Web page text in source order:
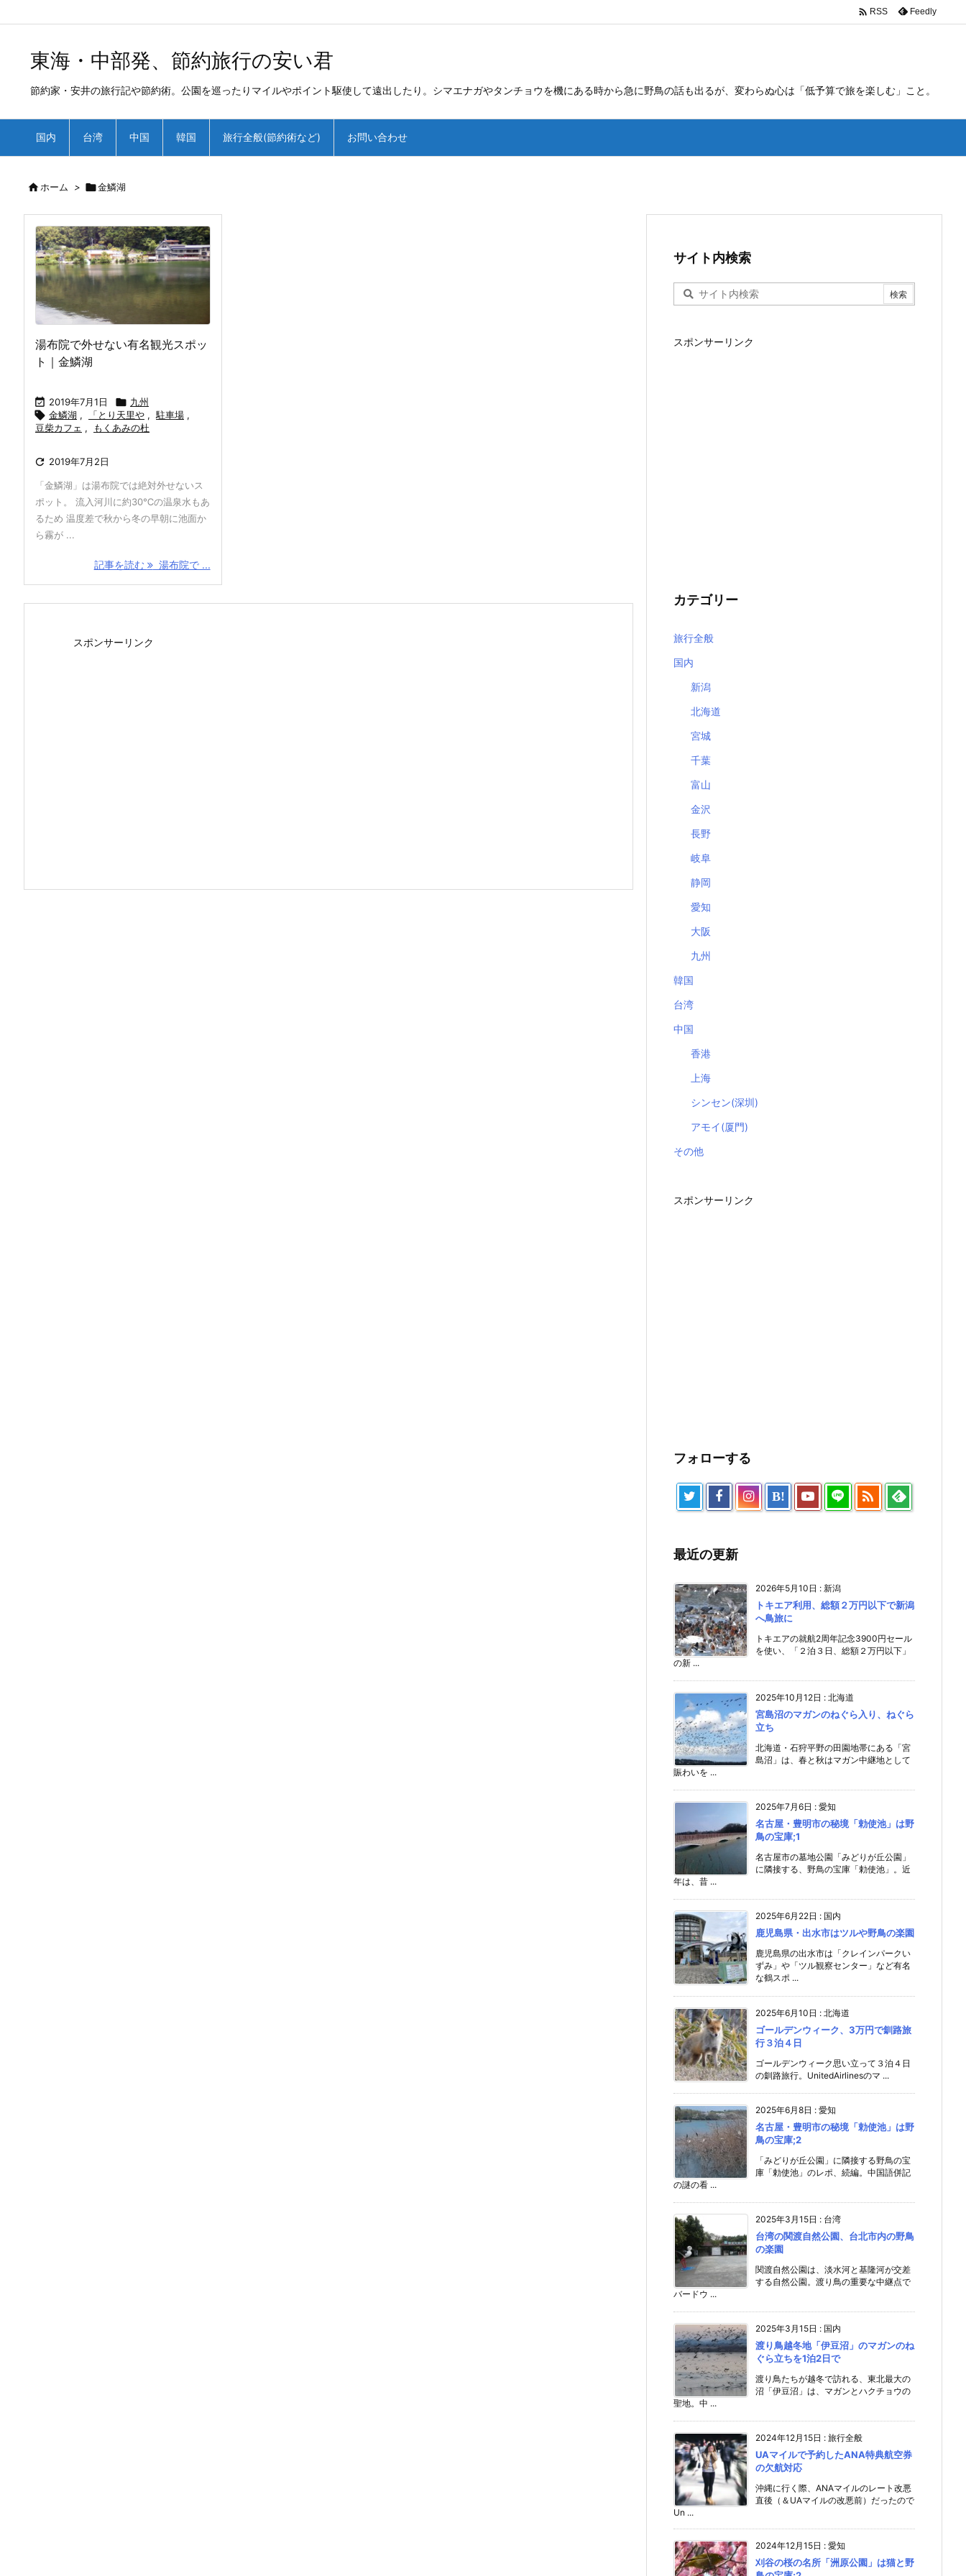
東海・中部発、節約旅行の安い君
節約家・安井の旅行記や節約術。公園を巡ったりマイルやポイント駆使して遠出したり。シマエナガやタンチョウを機にある時から急に野鳥の話も出るが、変わらぬ心は「低予算で旅を楽しむ」こと。
国内 台湾 中国 韓国 旅行全般(節約術など) お問い合わせ
 RSS Feedly
ホーム > 金鱗湖
湯布院で外せない有名観光スポッ
ト｜金鱗湖
 2019年7月1日  九州
 金鱗湖 , 「とり天里や , 駐車場 ,
豆柴カフェ , もくあみの杜
 2019年7月2日
「金鱗湖」は湯布院では絶対外せないス
ポット。 流入河川に約30℃の温泉水もあ
るため 温度差で秋から冬の早朝に池面か
ら霧が ...
記事を読む 湯布院で ...
スポンサーリンク
サイト内検索
スポンサーリンク
カテゴリー
旅行全般
国内
新潟
北海道
宮城
千葉
富山
金沢
長野
岐阜
静岡
愛知
大阪
九州
韓国
台湾
中国
香港
上海
シンセン(深圳)
アモイ(厦門)
その他
スポンサーリンク
フォローする
B! 
最近の更新
2026年5月10日 : 新潟
トキエア利用、総額２万円以下で新潟
へ鳥旅に
トキエアの就航2周年記念3900円セール
を使い、「２泊３日、総額２万円以下」
の新 ...
2025年10月12日 : 北海道
宮島沼のマガンのねぐら入り、ねぐら
立ち
北海道・石狩平野の田園地帯にある「宮
島沼」は、春と秋はマガン中継地として
賑わいを ...
2025年7月6日 : 愛知
名古屋・豊明市の秘境「勅使池」は野
鳥の宝庫;1
名古屋市の墓地公園「みどりが丘公園」
に隣接する、野鳥の宝庫「勅使池」。近
年は、昔 ...
2025年6月22日 : 国内
鹿児島県・出水市はツルや野鳥の楽園
鹿児島県の出水市は「クレインパークい
ずみ」や「ツル観察センター」など有名
な鶴スポ ...
2025年6月10日 : 北海道
ゴールデンウィーク、3万円で釧路旅
行３泊４日
ゴールデンウィーク思い立って３泊４日
の釧路旅行。UnitedAirlinesのマ ...
2025年6月8日 : 愛知
名古屋・豊明市の秘境「勅使池」は野
鳥の宝庫;2
「みどりが丘公園」に隣接する野鳥の宝
庫「勅使池」のレポ、続編。中国語併記
の謎の看 ...
2025年3月15日 : 台湾
台湾の関渡自然公園、台北市内の野鳥
の楽園
関渡自然公園は、淡水河と基隆河が交差
する自然公園。渡り鳥の重要な中継点で
バードウ ...
2025年3月15日 : 国内
渡り鳥越冬地「伊豆沼」のマガンのね
ぐら立ちを1泊2日で
渡り鳥たちが越冬で訪れる、東北最大の
沼「伊豆沼」は、マガンとハクチョウの
聖地。中 ...
2024年12月15日 : 旅行全般
UAマイルで予約したANA特典航空券
の欠航対応
沖縄に行く際、ANAマイルのレート改悪
直後（＆UAマイルの改悪前）だったので
Un ...
2024年12月15日 : 愛知
刈谷の桜の名所「洲原公園」は猫と野